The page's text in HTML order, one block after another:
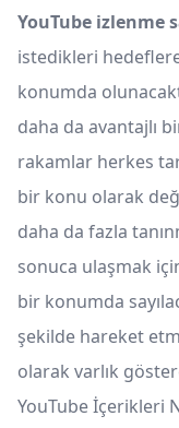
YouTube izlenme
istedikleri
konumda
daha da avantajlı
rakamlar herkes
bir konu olarak
daha da fazla
sonuca ulaşmak
bir konumda
şekilde hareket
olarak varlık
YouTube İçerikleri